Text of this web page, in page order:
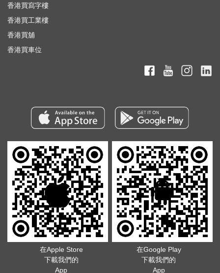
香港買寫字樓
香港買工業樓
香港買舖
香港買車位
在Apple Store
下載我們的
App
在Google Play
下載我們的
App